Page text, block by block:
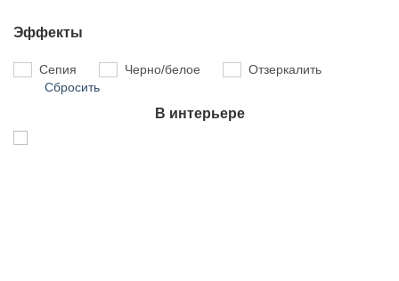
Эффекты
Сепия Черно/белое
Отзеркалить
Сбросить
В интерьере